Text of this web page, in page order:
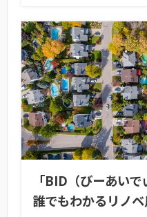
「BID（びーあい
誰でもわかるリノ